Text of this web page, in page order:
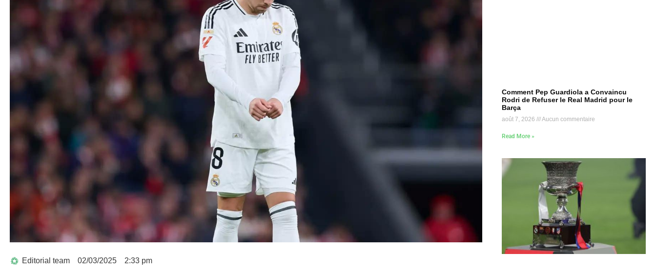
Editorial team 02/03/2025 2:33 pm
Comment Pep Guardiola a Convaincu
Rodri de Refuser le Real Madrid pour le
Barça
août 7, 2026 Aucun commentaire
Read More »